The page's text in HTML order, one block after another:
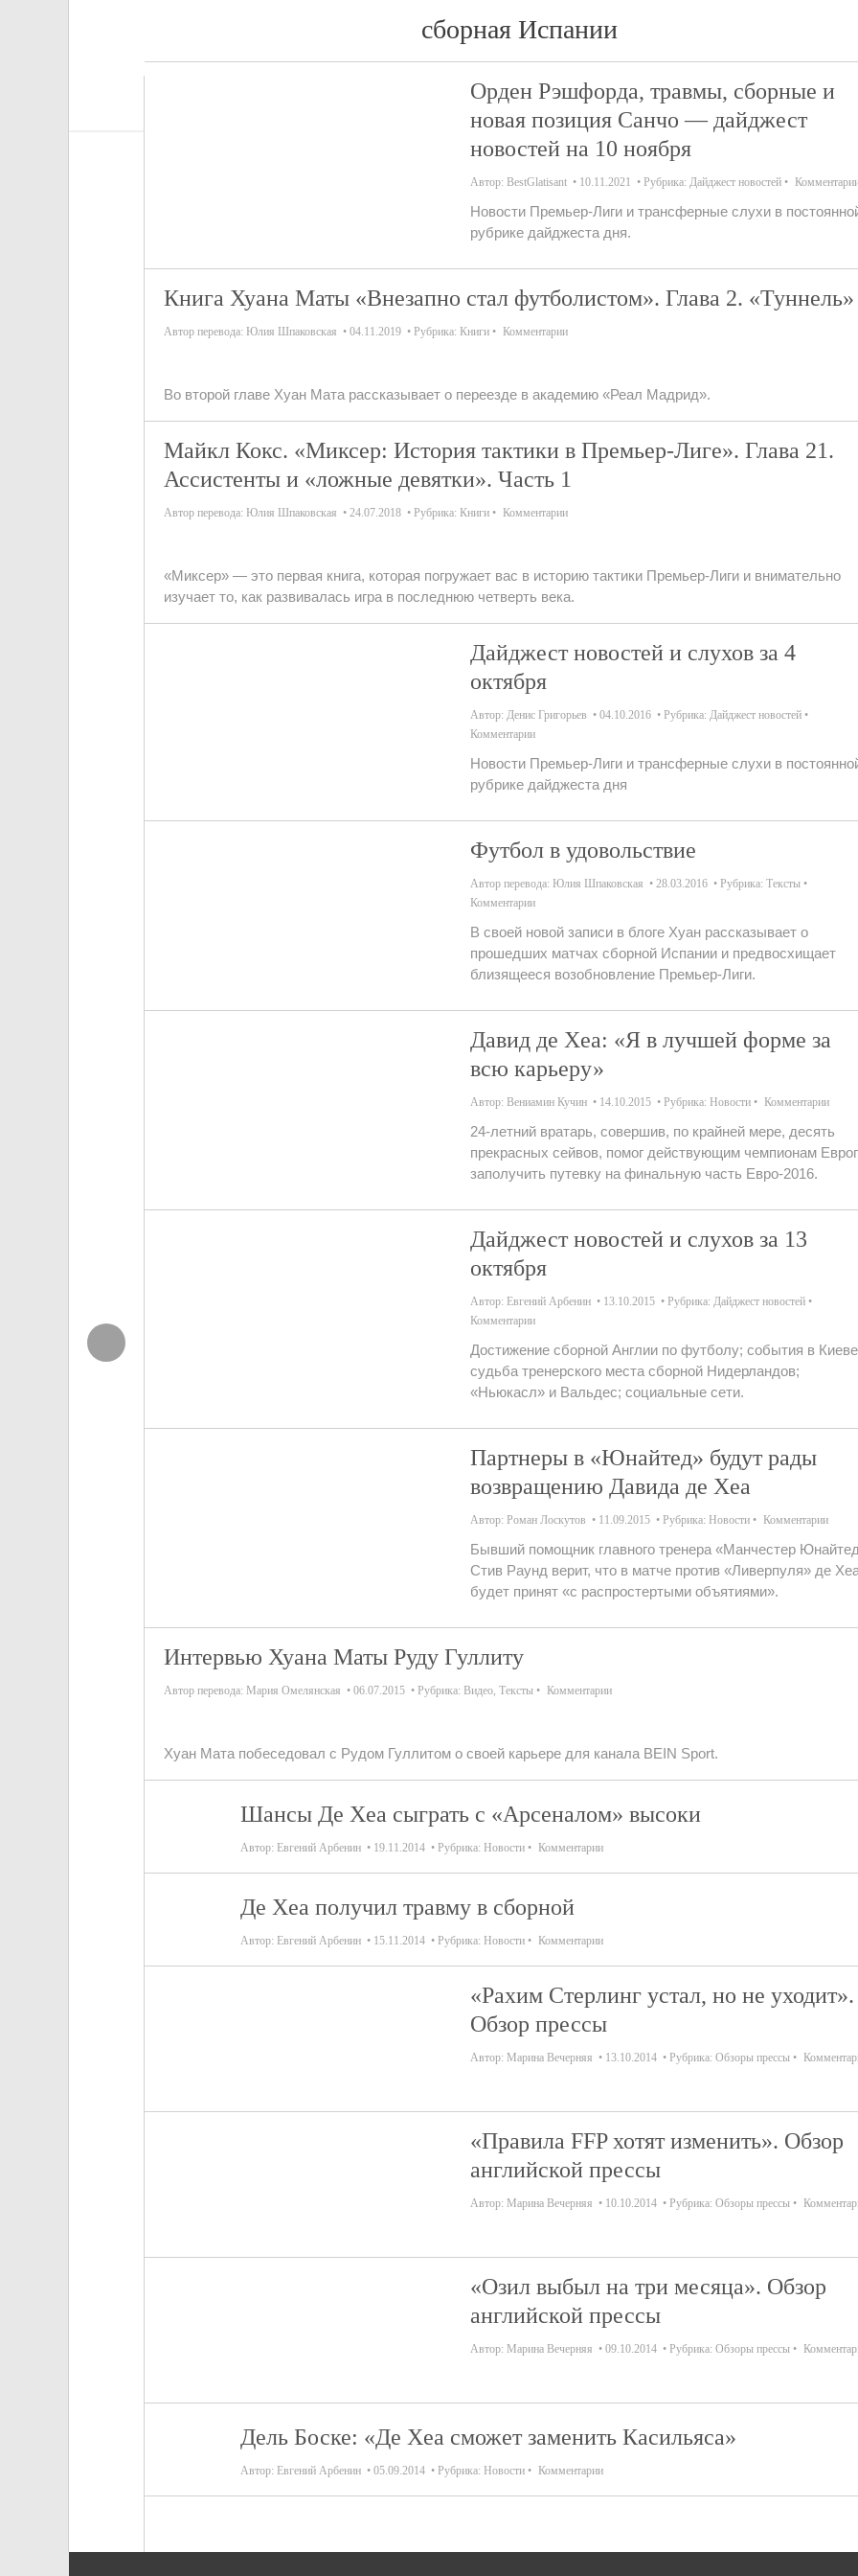
сборная Испании
Орден Рэшфорда, травмы, сборные и
новая позиция Санчо — дайджест
новостей на 10 ноября
Автор: BestGlatisant 10.11.2021 Рубрика: Дайджест новостей
Новости Премьер-Лиги и трансферные слухи в
рубрике дайджеста дня.
Книга Хуана Маты «Внезапно стал футболистом». Глава 2. «Туннель»
Автор перевода: Юлия Шпаковская 04.11.2019 Рубрика: Книги Комментарии
Во второй главе Хуан Мата рассказывает о переезде в академию «Реал Мадрид».
Майкл Кокс. «Миксер: История тактики в Премьер-Лиге». Глава 21.
Ассистенты и «ложные девятки». Часть 1
Автор перевода: Юлия Шпаковская 24.07.2018 Рубрика: Книги Комментарии
«Миксер» — это первая книга, которая погружает вас в историю тактики Премьер-Лиги и внимательно
изучает то, как развивалась игра в последнюю четверть века.
Дайджест новостей и слухов за 4
октября
Автор: Денис Григорьев 04.10.2016 Рубрика: Дайджест новостей
Комментарии
Новости Премьер-Лиги и трансферные слухи в
рубрике дайджеста дня
Футбол в удовольствие
Автор перевода: Юлия Шпаковская 28.03.2016 Рубрика: Тексты
Комментарии
В своей новой записи в блоге Хуан рассказывает о
прошедших матчах сборной Испании и предвосхищает
близящееся возобновление Премьер-Лиги.
Давид де Хеа: «Я в лучшей форме за
всю карьеру»
Автор: Вениамин Кучин 14.10.2015 Рубрика: Новости Комментарии
24-летний вратарь, совершив, по крайней мере, десять
прекрасных сейвов, помог действующим чемпионам
заполучить путевку на финальную часть Евро-2016.
Дайджест новостей и слухов за 13
октября
Автор: Евгений Арбенин 13.10.2015 Рубрика: Дайджест новостей
Комментарии
Достижение сборной Англии по футболу; события в
судьба тренерского места сборной Нидерландов;
«Ньюкасл» и Вальдес; социальные сети.
Партнеры в «Юнайтед» будут рады
возвращению Давида де Хеа
Автор: Роман Лоскутов 11.09.2015 Рубрика: Новости Комментарии
Бывший помощник главного тренера «Манчестер
Стив Раунд верит, что в матче против «Ливерпуля» де
будет принят «с распростертыми объятиями».
Интервью Хуана Маты Руду Гуллиту
Автор перевода: Мария Омелянская 06.07.2015 Рубрика: Видео, Тексты Комментарии
Хуан Мата побеседовал с Рудом Гуллитом о своей карьере для канала BEIN Sport.
Шансы Де Хеа сыграть с «Арсеналом» высоки
Автор: Евгений Арбенин 19.11.2014 Рубрика: Новости Комментарии
Де Хеа получил травму в сборной
Автор: Евгений Арбенин 15.11.2014 Рубрика: Новости Комментарии
«Рахим Стерлинг устал, но не уходит».
Обзор прессы
Автор: Марина Вечерняя 13.10.2014 Рубрика: Обзоры прессы
«Правила FFP хотят изменить». Обзор
английской прессы
Автор: Марина Вечерняя 10.10.2014 Рубрика: Обзоры прессы
«Озил выбыл на три месяца». Обзор
английской прессы
Автор: Марина Вечерняя 09.10.2014 Рубрика: Обзоры прессы
Дель Боске: «Де Хеа сможет заменить Касильяса»
Автор: Евгений Арбенин 05.09.2014 Рубрика: Новости Комментарии